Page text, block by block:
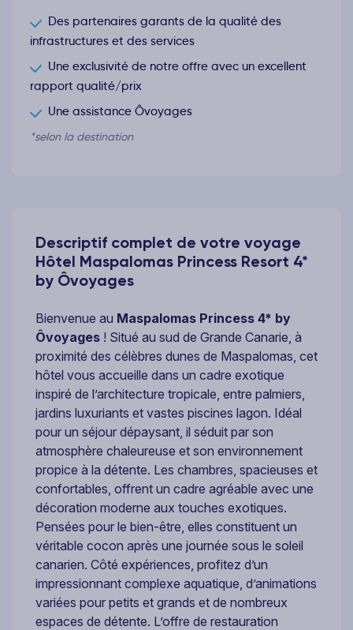
Des partenaires garants de la qualité des
infrastructures et des services
Une exclusivité de notre offre avec un excellent
rapport qualité/prix
Une assistance Ôvoyages
*selon la destination
Descriptif complet de votre voyage
Hôtel Maspalomas Princess Resort 4*
by Ôvoyages
Bienvenue au Maspalomas Princess 4* by
Ôvoyages ! Situé au sud de Grande Canarie, à
proximité des célèbres dunes de Maspalomas, cet
hôtel vous accueille dans un cadre exotique
inspiré de l’architecture tropicale, entre palmiers,
jardins luxuriants et vastes piscines lagon. Idéal
pour un séjour dépaysant, il séduit par son
atmosphère chaleureuse et son environnement
propice à la détente. Les chambres, spacieuses et
confortables, offrent un cadre agréable avec une
décoration moderne aux touches exotiques.
Pensées pour le bien-être, elles constituent un
véritable cocon après une journée sous le soleil
canarien. Côté expériences, profitez d’un
impressionnant complexe aquatique, d’animations
variées pour petits et grands et de nombreux
espaces de détente. L’offre de restauration